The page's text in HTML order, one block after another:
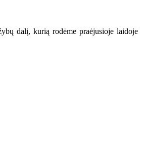
dalį, kurią rodėme praėjusioje laidoje